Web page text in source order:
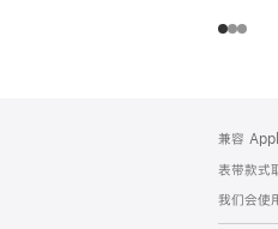
页
页
脚
注
兼容
表带款式
我们会使